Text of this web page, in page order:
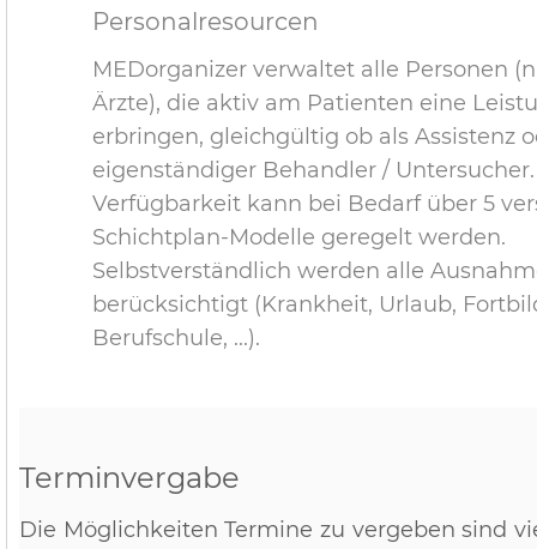
Personalresourcen
MEDorganizer verwaltet alle Personen
Ärzte), die aktiv am Patienten eine
erbringen, gleichgültig ob als Assistenz
eigenständiger Behandler /
Verfügbarkeit kann bei Bedarf über 5
Schichtplan-Modelle geregelt werden.
Selbstverständlich werden alle
berücksichtigt (Krankheit, Urlaub,
Berufschule, ...).
Terminvergabe
Die Möglichkeiten Termine zu vergeben sind